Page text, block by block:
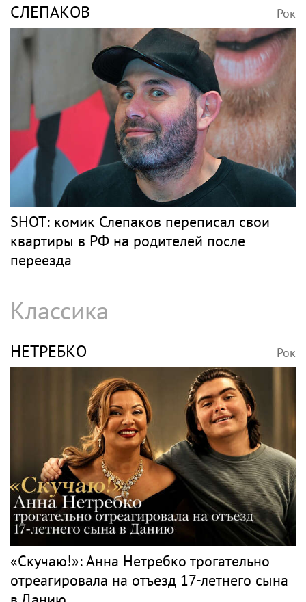
СЛЕПАКОВ Рок
SHOT: комик Слепаков переписал свои
квартиры в РФ на родителей после
переезда
Классика
НЕТРЕБКО Рок
«Скучаю!»: Анна Нетребко трогательно
отреагировала на отъезд 17-летнего сына